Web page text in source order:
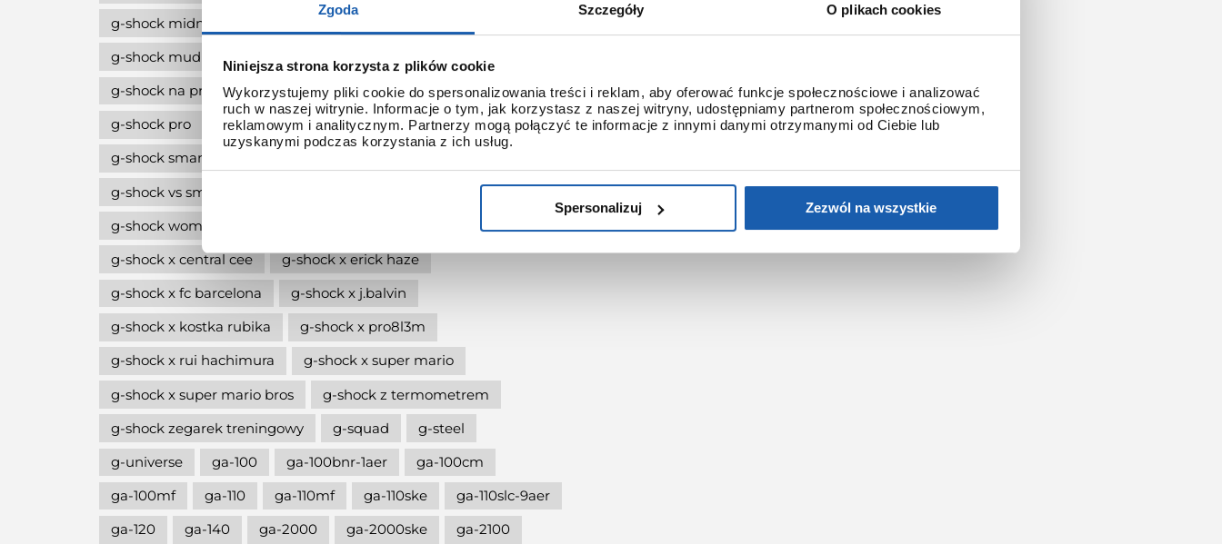
Zgoda Szczegóły O plikach cookies
Niniejsza strona korzysta z plików cookie
Wykorzystujemy pliki cookie do spersonalizowania treści i reklam, aby oferować funkcje społecznościowe i analizować
ruch w naszej witrynie. Informacje o tym, jak korzystasz z naszej witryny, udostępniamy partnerom społecznościowym,
reklamowym i analitycznym. Partnerzy mogą połączyć te informacje z innymi danymi otrzymanymi od Ciebie lub
uzyskanymi podczas korzystania z ich usług.
Spersonalizuj Zezwól na wszystkie
g-shock midnight green
g-shock move
g-shock mudmaster
g-shock na komunię
g-shock na prezent
g-shock octagon
g-shock pol"and"rock
g-shock pro
g-shock professional
g-shock protection
g-shock smartwatch
g-shock vs smartwatch
g-shock women
g-shock x central cee
g-shock x erick haze
g-shock x fc barcelona
g-shock x j.balvin
g-shock x kostka rubika
g-shock x pro8l3m
g-shock x rui hachimura
g-shock x super mario
g-shock x super mario bros
g-shock z termometrem
g-shock zegarek treningowy
g-squad
g-steel
g-universe
ga-100 ga-100bnr-1aer
ga-100cm
ga-100mf
ga-110 ga-110mf ga-110ske
ga-110slc-9aer
ga-120
ga-140 ga-2000 ga-2000ske
ga-2100